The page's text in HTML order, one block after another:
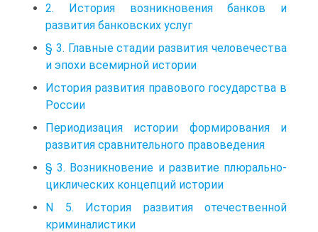
2. История возникновения банков и
развития банковских услуг
§ 3. Главные стадии развития человечества
и эпохи всемирной истории
История развития правового государства в
России
Периодизация истории формирования и
развития сравнительного правоведения
§ 3. Возникновение и развитие плюрально-
циклических концепций истории
N 5. История развития отечественной
криминалистики